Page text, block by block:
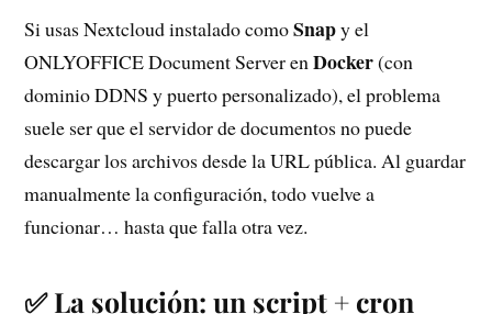
Si usas Nextcloud instalado comoSnapy el
ONLYOFFICE Document Server enDocker(con
dominio DDNS y puerto personalizado), el problema
suele ser que el servidor de documentos no puede
descargar los archivos desde la URL pública. Al guardar
manualmente la configuración, todo vuelve a
funcionar… hasta que falla otra vez.
✅ La solución: un script + cron